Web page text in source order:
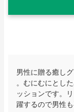
男性に贈る癒し
。むにむにとし
ッションです。
躍するので男性も